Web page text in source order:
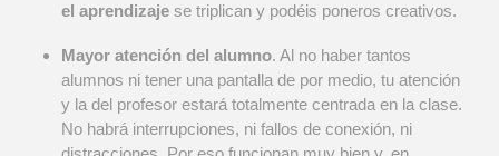
el aprendizaje se triplican y podéis poneros creativos.
Mayor atención del alumno. Al no haber tantos
alumnos ni tener una pantalla de por medio, tu atención
y la del profesor estará totalmente centrada en la clase.
No habrá interrupciones, ni fallos de conexión, ni